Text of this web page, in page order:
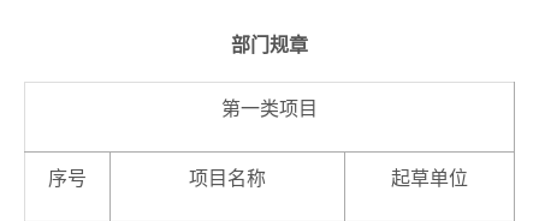
部门规章
第一类项目
序号 项目名称 起草单位